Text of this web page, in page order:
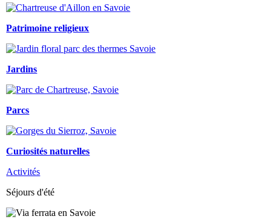
Patrimoine religieux
Jardins
Parcs
Curiosités naturelles
Activités
Séjours d'été